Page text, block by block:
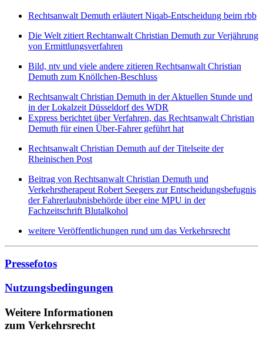
Rechtsanwalt Demuth erläutert Niqab-Entscheidung beim rbb
Die Welt zitiert Rechtanwalt Christian Demuth zur Verjährung
von Ermittlungsverfahren
Bild, ntv und viele andere zitieren Rechtsanwalt Christian
Demuth zum Knöllchen-Beschluss
Rechtsanwalt Christian Demuth in der Aktuellen Stunde und
in der Lokalzeit Düsseldorf des WDR
Express berichtet über Verfahren, das Rechtsanwalt Christian
Demuth für einen Über-Fahrer geführt hat
Rechtsanwalt Christian Demuth auf der Titelseite der
Rheinischen Post
Beitrag von Rechtsanwalt Christian Demuth und
Verkehrstherapeut Robert Seegers zur Entscheidungsbefugnis
der Fahrerlaubnisbehörde über eine MPU in der
Fachzeitschrift Blutalkohol
weitere Veröffentlichungen rund um das Verkehrsrecht
Pressefotos
Nutzungsbedingungen
Weitere Informationen
zum Verkehrsrecht